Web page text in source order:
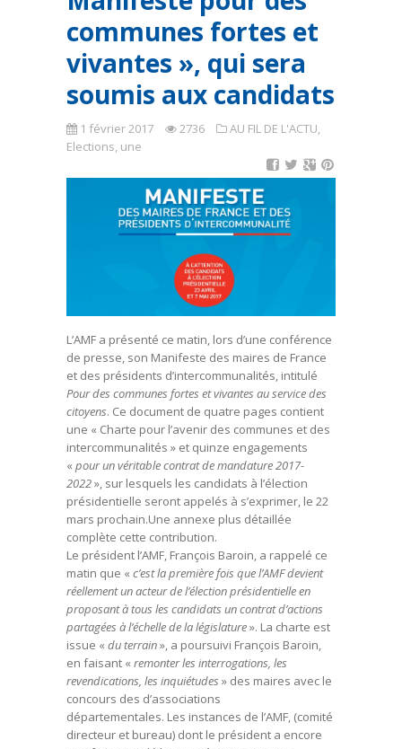
communes fortes et
vivantes », qui sera
soumis aux candidats
1 février 2017 2736 AU FIL DE L'ACTU,
Elections, une
L’AMF a présenté ce matin, lors d’une conférence
de presse, son Manifeste des maires de France
et des présidents d’intercommunalités, intitulé
Pour des communes fortes et vivantes au service des
citoyens. Ce document de quatre pages contient
une « Charte pour l’avenir des communes et des
intercommunalités » et quinze engagements
« pour un véritable contrat de mandature 2017-
2022», sur lesquels les candidats à l’élection
présidentielle seront appelés à s’exprimer, le 22
mars prochain.Une annexe plus détaillée
complète cette contribution.
Le président l’AMF, François Baroin, a rappelé ce
matin que « c’est la première fois que l’AMF devient
réellement un acteur de l’élection présidentielle en
proposant à tous les candidats un contrat d’actions
partagées à l’échelle de la législature». La charte est
issue « du terrain», a poursuivi François Baroin,
en faisant « remonter les interrogations, les
revendications, les inquiétudes » des maires avec le
concours des d’associations
départementales. Les instances de l’AMF, (comité
directeur et bureau) dont le président a encore